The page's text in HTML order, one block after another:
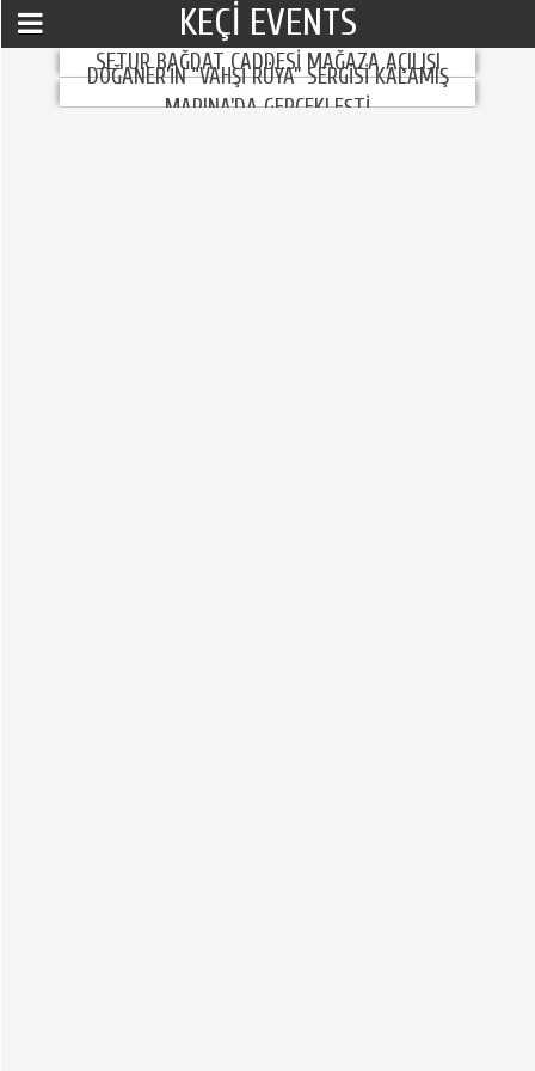
KEÇI EVENTS
SETUR BAĞDAT CADDESİ MAĞAZA AÇILIŞI
DOĞANER’İN “VAHŞİ RÜYA” SERGİSİ KALAMIŞ
MARINA’DA GERÇEKLEŞTİ